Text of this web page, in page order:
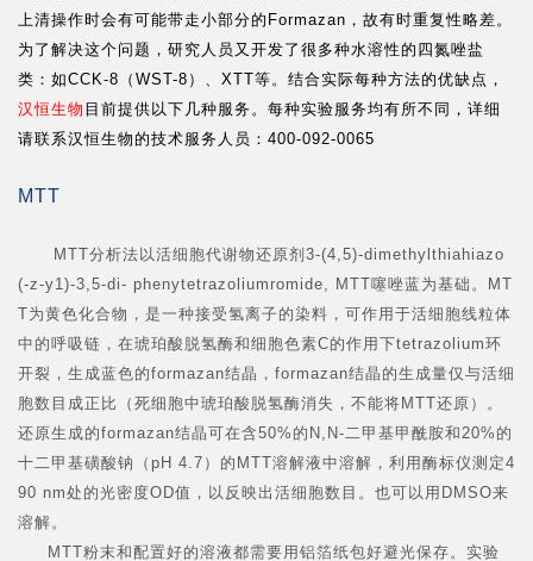
上清操作时会有可能带走小部分的Formazan，故有时重复性略差。
为了解决这个问题，研究人员又开发了很多种水溶性的四氮唑盐
类：如CCK-8（WST-8）、XTT等。结合实际每种方法的优缺点，
汉恒生物 目前提供以下几种服务。每种实验服务均有所不同，详细
请联系汉恒生物的技术服务人员： 400-092-0065
MTT
MTT分析法以活细胞代谢物还原剂3-(4,5)-dimethylthiahiazo
(-z-y1)-3,5-di- phenytetrazoliumromide, MTT噻唑蓝为基础。MT
T为黄色化合物，是一种接受氢离子的染料，可作用于活细胞线粒体
中的呼吸链，在琥珀酸脱氢酶和细胞色素C的作用下tetrazolium环
开裂，生成蓝色的formazan结晶，formazan结晶的生成量仅与活细
胞数目成正比（死细胞中琥珀酸脱氢酶消失，不能将MTT还原）。
还原生成的formazan结晶可在含50%的N,N-二甲基甲酰胺和20%的
十二甲基磺酸钠（pH 4.7）的MTT溶解液中溶解，利用酶标仪测定4
90 nm处的光密度OD值，以反映出活细胞数目。也可以用DMSO来
溶解。
MTT粉末和配置好的溶液都需要用铝箔纸包好避光保存。实验